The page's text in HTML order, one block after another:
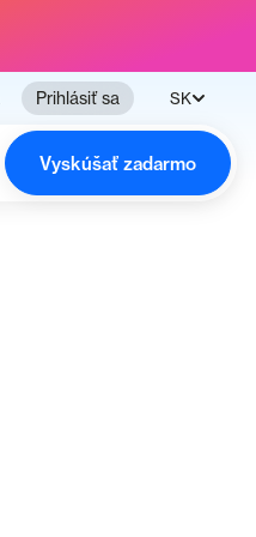
Prihlásiť sa SK
Vyskúšať zadarmo